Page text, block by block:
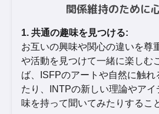
関係維持のために
1. 共通の趣味を見つける:
お互いの興味や関心の違いを尊
や活動を見つけて一緒に楽しむ
ば、ISFPのアートや自然に触れ
たり、INTPの新しい理論やア
味を持って聞いてみたりするこ